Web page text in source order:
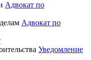
Адвокат по
Адвокат по
Уведомление